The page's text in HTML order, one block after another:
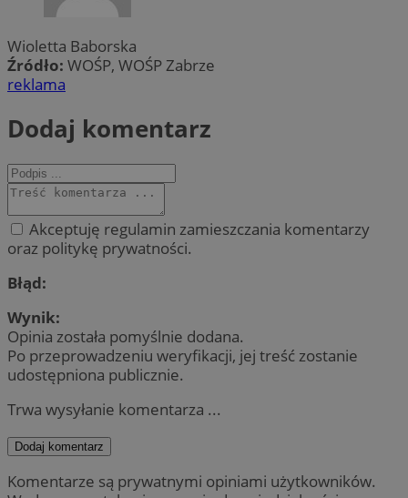
Wioletta Baborska
Źródło: WOŚP, WOŚP Zabrze
reklama
Dodaj komentarz
Akceptuję regulamin zamieszczania komentarzy
oraz politykę prywatności.
Błąd:
Wynik:
Opinia została pomyślnie dodana.
Po przeprowadzeniu weryfikacji, jej treść zostanie
udostępniona publicznie.
Trwa wysyłanie komentarza ...
Dodaj komentarz
Komentarze są prywatnymi opiniami użytkowników.